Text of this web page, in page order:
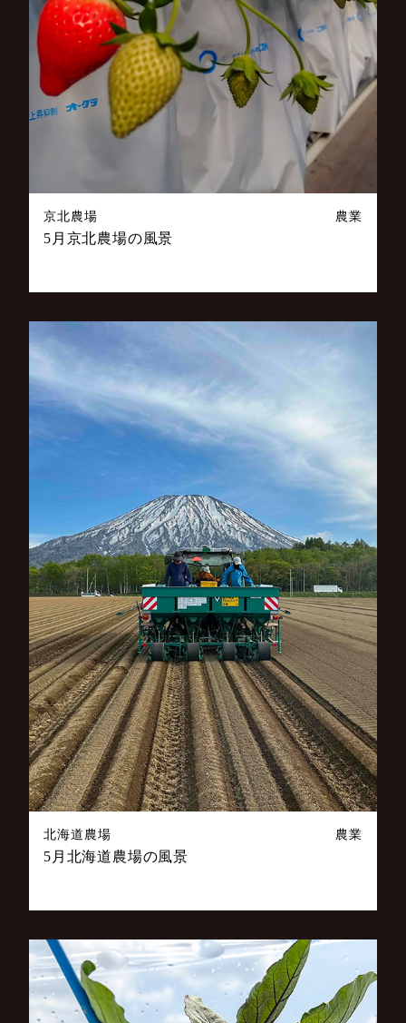
京北農場 農業
5月京北農場の風景
北海道農場 農業
5月北海道農場の風景